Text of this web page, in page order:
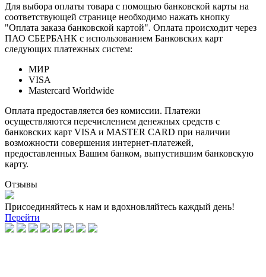
Для выбора оплаты товара с помощью банковской карты на
соответствующей странице необходимо нажать кнопку
"Оплата заказа банковской картой". Оплата происходит через
ПАО СБЕРБАНК с использованием Банковских карт
следующих платежных систем:
МИР
VISA
Mastercard Worldwide
Оплата предоставляется без комиссии. Платежи
осуществляются перечислением денежных средств с
банковских карт VISA и MASTER CARD при наличии
возможности совершения интернет-платежей,
предоставленных Вашим банком, выпустившим банковскую
карту.
Отзывы
Присоединяйтесь к нам и вдохновляйтесь каждый день!
Перейти